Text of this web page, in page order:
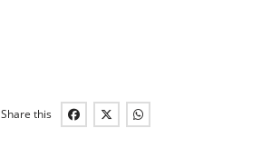
Share this